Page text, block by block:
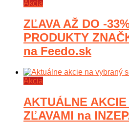
Akcia
ZĽAVA AŽ DO -
PRODUKTY
na Feedo.sk
Akcia
AKTUÁLNE
ZĽAVAMI na